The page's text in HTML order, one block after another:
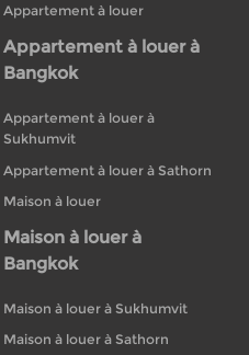
Appartement à louer
Appartement à louer à
Bangkok
Appartement à louer à
Sukhumvit
Appartement à louer à Sathorn
Maison à louer
Maison à louer à
Bangkok
Maison à louer à Sukhumvit
Maison à louer à Sathorn